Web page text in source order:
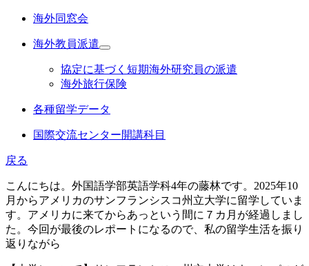
海外同窓会
海外教員派遣
協定に基づく短期海外研究員の派遣
海外旅行保険
各種留学データ
国際交流センター開講科目
戻る
こんにちは。外国語学部英語学科4年の藤林です。2025年10
月からアメリカのサンフランシスコ州立大学に留学していま
す。アメリカに来てからあっという間に７カ月が経過しまし
た。今回が最後のレポートになるので、私の留学生活を振り
返りながら